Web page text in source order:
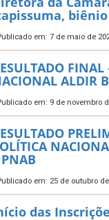
biênio
em: 7 de maio de
FINAL
ALDIR
em: 9 de novembro
em: 25 de outubro
das